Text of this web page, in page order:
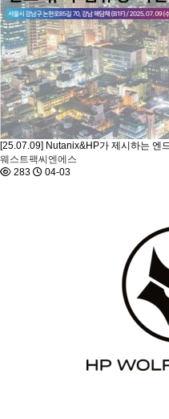
[25.07.09] Nutanix&HP가 제시하는 엔
웨스트팩씨엔에스
283
04-03